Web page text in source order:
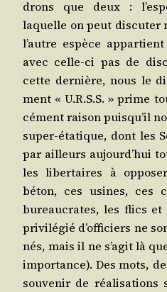
drons que deux :
laquelle on peut dis­cu­ter
l’autre espèce
avec celle-ci pas de
cette der­nière, nous le
ment « U.R.S.S. » prime
cé­ment rai­son puis­qu’il
super-éta­tique, dont les
par ailleurs aujourd’­hui
les liber­taires à
béton, ces usines, ces
bureau­crates, les flics et
pri­vi­lé­gié d’of­fi­ciers ne
nés, mais il ne s’a­git là
impor­tance). Des mots,
sou­ve­nir de réa­li­sa­tions